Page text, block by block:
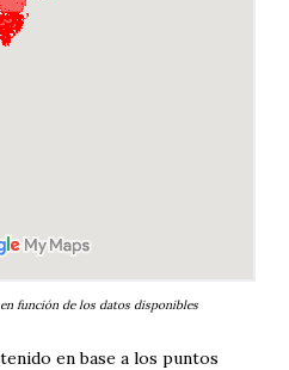
función de los datos disponibles
en base a los puntos